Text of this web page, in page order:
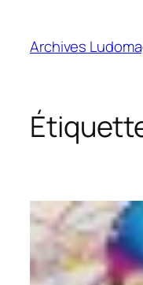
contenu
Archives